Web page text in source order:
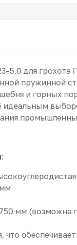
5,0 для
пружинной
и горных
идеальным
:
мм (возможна
что